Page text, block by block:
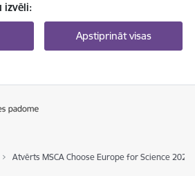
izvēli:
Apstiprināt visas
Atvērts MSCA Choose Europe for Science